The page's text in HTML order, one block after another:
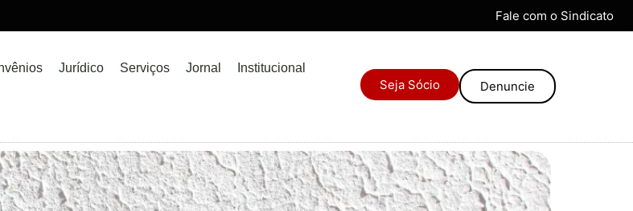
Fale com o Sindicato
Jurídico Serviços Jornal Institucional
Seja Sócio Denuncie